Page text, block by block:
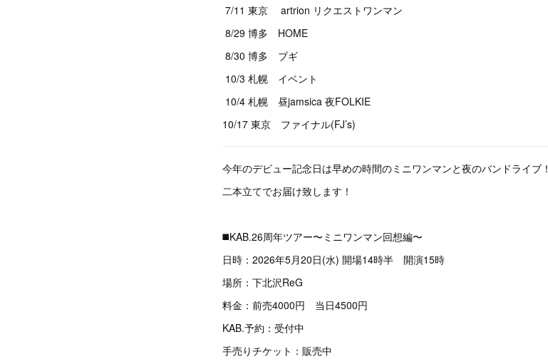
7/11 東京 artrion リクエストワンマン
8/29 博多 HOME
8/30 博多 ブギ
10/3 札幌 イベント
10/4 札幌 昼jamsica 夜FOLKIE
10/17 東京 ファイナル(FJ’s)
今年のデビュー記念日は早めの時間のミニワンマンと夜のバンドライブ！
二本立てでお届け致します！
◼️KAB.26周年ツアー〜ミニワンマン回想編〜
日時：2026年5月20日(水) 開場14時半 開演15時
場所：下北沢ReG
料金：前売4000円 当日4500円
KAB.予約：受付中
手売りチケット：販売中